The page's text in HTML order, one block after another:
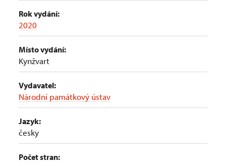
Rok vydání:
2020
Místo vydání:
Kynžvart
Vydavatel:
Národní památkový ústav
Jazyk:
česky
Počet stran: